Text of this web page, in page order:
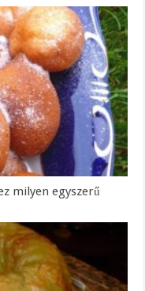
milyen egyszerű